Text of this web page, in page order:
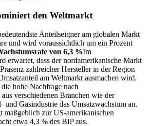
den Weltmarkt
Anteilseigner am globalen Markt
und wird voraussichtlich um ein Prozent
von 6,3 %Im
erwartet, dass der nordamerikanische Markt
zahlreicher Hersteller in der Region
am Weltmarkt ausmachen wird.
hohe Nachfrage nach
verschiedenen Branchen wie der
Gasindustrie das Umsatzwachstum an.
maßgeblich zur US-amerikanischen
etwa 4,3 % des BIP aus.